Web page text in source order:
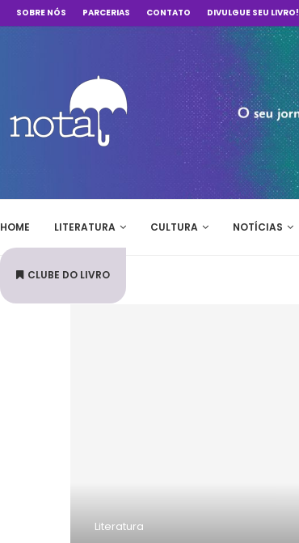
SOBRE NÓS PARCERIAS CONTATO DIVULGUE SEU LIVRO!
HOME LITERATURA CULTURA NOTÍCIAS
CLUBE DO LIVRO
Literatura